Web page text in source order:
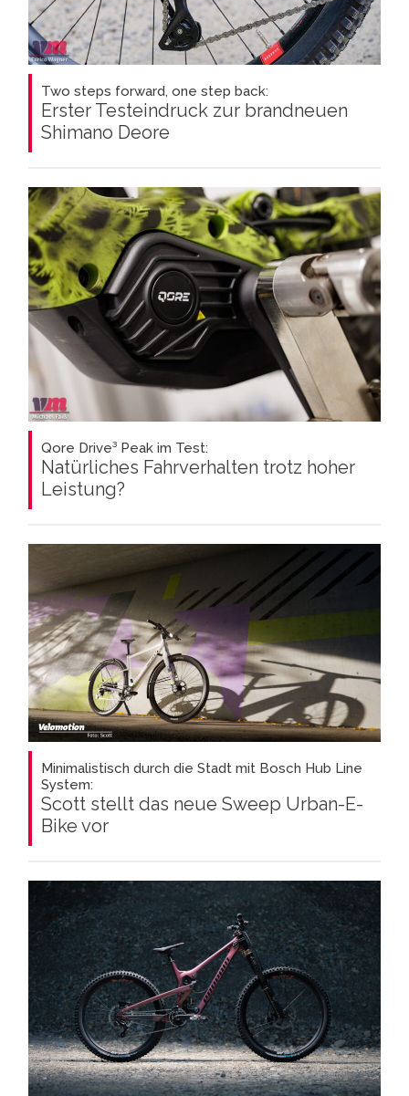
Two steps forward, one step back:
Erster Testeindruck zur brandneuen
Shimano Deore
Qore Drive³ Peak im Test:
Natürliches Fahrverhalten trotz hoher
Leistung?
Minimalistisch durch die Stadt mit Bosch Hub Line
System:
Scott stellt das neue Sweep Urban-E-
Bike vor